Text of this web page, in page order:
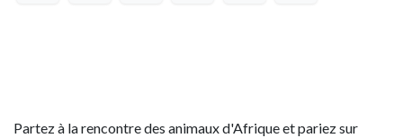
Partez à la rencontre des animaux d'Afrique et pariez sur